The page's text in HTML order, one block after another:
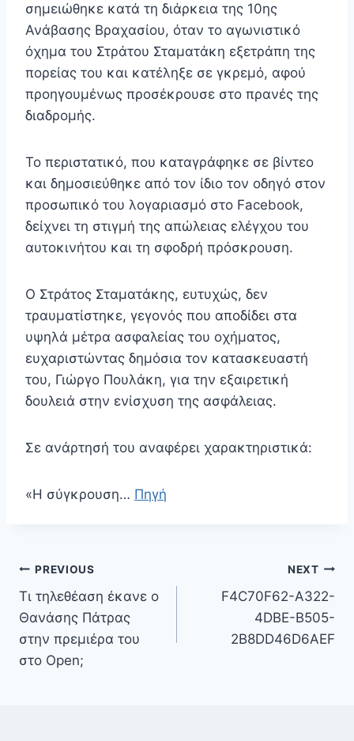
σημειώθηκε κατά τη διάρκεια της 10ης
Ανάβασης Βραχασίου, όταν το αγωνιστικό
όχημα του Στράτου Σταματάκη εξετράπη της
πορείας του και κατέληξε σε γκρεμό, αφού
προηγουμένως προσέκρουσε στο πρανές της
διαδρομής.
Το περιστατικό, που καταγράφηκε σε βίντεο
και δημοσιεύθηκε από τον ίδιο τον οδηγό στον
προσωπικό του λογαριασμό στο Facebook,
δείχνει τη στιγμή της απώλειας ελέγχου του
αυτοκινήτου και τη σφοδρή πρόσκρουση.
Ο Στράτος Σταματάκης, ευτυχώς, δεν
τραυματίστηκε, γεγονός που αποδίδει στα
υψηλά μέτρα ασφαλείας του οχήματος,
ευχαριστώντας δημόσια τον κατασκευαστή
του, Γιώργο Πουλάκη, για την εξαιρετική
δουλειά στην ενίσχυση της ασφάλειας.
Σε ανάρτησή του αναφέρει χαρακτηριστικά:
«Η σύγκρουση… Πηγή
Πλοήγηση
άρθρων
PREVIOUS
Τι τηλεθέαση έκανε ο
Θανάσης Πάτρας
στην πρεμιέρα του
στο Open;
NEXT
F4C70F62-A322-
4DBE-B505-
2B8DD46D6AEF